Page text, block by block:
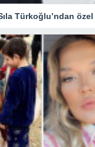
Türkoğlu’ndan özel